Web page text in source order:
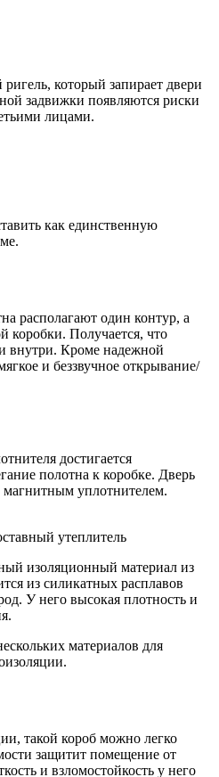
который запирает двери
задвижки появляются риски
лицами.
как единственную
располагают один контур, а
коробки. Получается, что
внутри. Кроме надежной
и беззвучное открывание/
достигается
полотна к коробке. Дверь
уплотнителем.
утеплитель
изоляционный материал из
из силикатных расплавов
У него высокая плотность и
материалов для
такой короб можно легко
защитит помещение от
и взломостойкость у него